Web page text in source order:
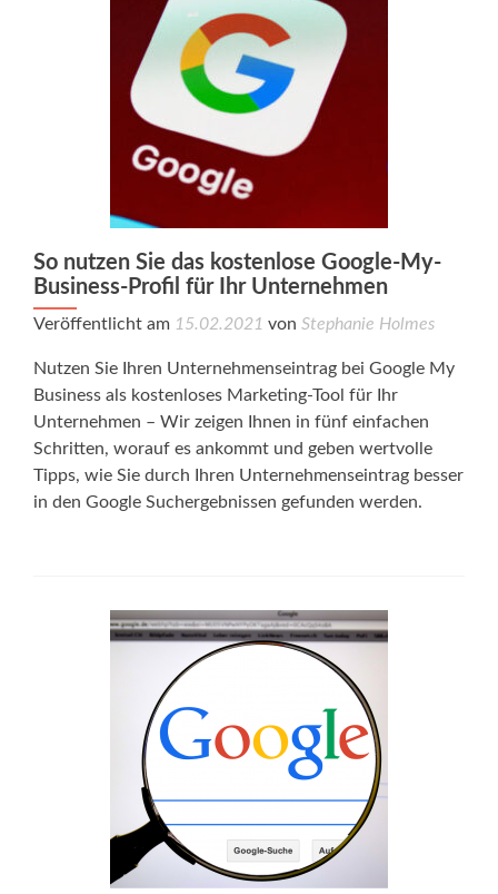
So nutzen Sie das kostenlose Google-My-
Business-Profil für Ihr Unternehmen
Veröffentlicht am 15.02.2021 von Stephanie Holmes
Nutzen Sie Ihren Unternehmenseintrag bei Google My
Business als kostenloses Marketing-Tool für Ihr
Unternehmen – Wir zeigen Ihnen in fünf einfachen
Schritten, worauf es ankommt und geben wertvolle
Tipps, wie Sie durch Ihren Unternehmenseintrag besser
in den Google Suchergebnissen gefunden werden.